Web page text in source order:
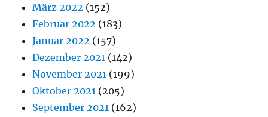
März 2022 (152)
Februar 2022 (183)
Januar 2022 (157)
Dezember 2021 (142)
November 2021 (199)
Oktober 2021 (205)
September 2021 (162)